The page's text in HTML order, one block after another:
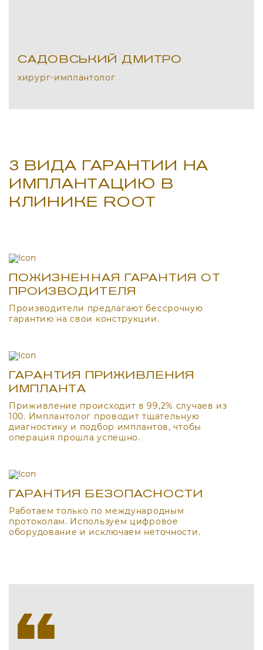
САДОВСЬКИЙ ДМИТРО
хирург-имплантолог
3 ВИДА ГАРАНТИИ НА
ИМПЛАНТАЦИЮ В
КЛИНИКЕ ROOT
ПОЖИЗНЕННАЯ ГАРАНТИЯ ОТ
ПРОИЗВОДИТЕЛЯ
Производители предлагают бессрочную
гарантию на свои конструкции.
ГАРАНТИЯ ПРИЖИВЛЕНИЯ
ИМПЛАНТА
Приживление происходит в 99,2% случаев из
100. Имплантолог проводит тщательную
диагностику и подбор имплантов, чтобы
операция прошла успешно.
ГАРАНТИЯ БЕЗОПАСНОСТИ
Работаем только по международным
протоколам. Используем цифровое
оборудование и исключаем неточности.